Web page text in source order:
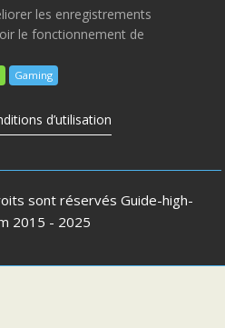
les enregistrements
le fonctionnement de
Gaming
d’utilisation
sont réservés Guide-high-
2015 - 2025